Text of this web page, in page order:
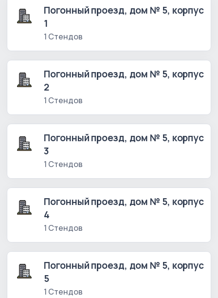
Погонный проезд, дом № 5, корпус
1
1 Стендов
Погонный проезд, дом № 5, корпус
2
1 Стендов
Погонный проезд, дом № 5, корпус
3
1 Стендов
Погонный проезд, дом № 5, корпус
4
1 Стендов
Погонный проезд, дом № 5, корпус
5
1 Стендов